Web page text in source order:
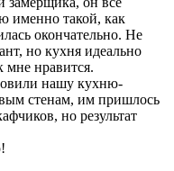
именно такой, как
окончательно. Не
но кухня идеально
мне нравится.
нашу кухню-
стенам, им пришлось
но результат